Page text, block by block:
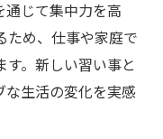
通じて集中力を高
ため、仕事や家庭で
。新しい習い事と
な生活の変化を実感